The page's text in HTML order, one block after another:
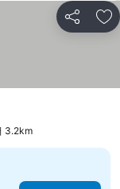
공유 즐
3.2km